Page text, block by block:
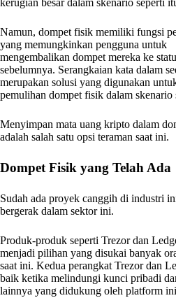
kerugian besar dalam skenario seperti
Namun, dompet fisik memiliki fungsi
yang memungkinkan pengguna untuk
mengembalikan dompet mereka ke
sebelumnya. Serangkaian kata dalam
merupakan solusi yang digunakan
pemulihan dompet fisik dalam skenario
Menyimpan mata uang kripto dalam
adalah salah satu opsi teraman saat ini.
Dompet Fisik yang Telah Ada
Sudah ada proyek canggih di industri
bergerak dalam sektor ini.
Produk-produk seperti Trezor dan
menjadi pilihan yang disukai banyak
saat ini. Kedua perangkat Trezor dan
baik ketika melindungi kunci pribadi
lainnya yang didukung oleh platform